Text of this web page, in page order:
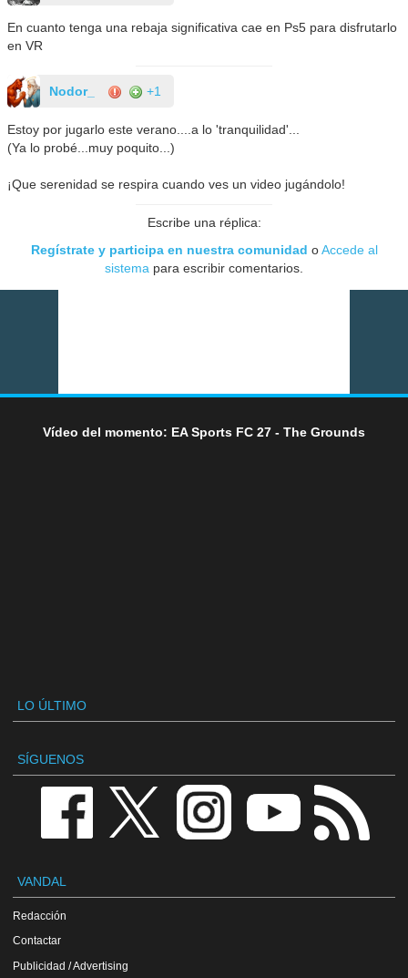
En cuanto tenga una rebaja significativa cae en Ps5 para disfrutarlo
en VR
Nodor_ +1
Estoy por jugarlo este verano....a lo 'tranquilidad'...
(Ya lo probé...muy poquito...)
¡Que serenidad se respira cuando ves un video jugándolo!
Escribe una réplica:
Regístrate y participa en nuestra comunidad oAccede al
sistema para escribir comentarios.
Vídeo del momento: EA Sports FC 27 - The Grounds
LO ÚLTIMO
SÍGUENOS
VANDAL
Redacción
Contactar
Publicidad / Advertising